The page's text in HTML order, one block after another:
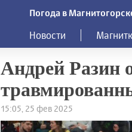
Погода в
Новости
Андрей Разин
15:05, 25 фев 2025